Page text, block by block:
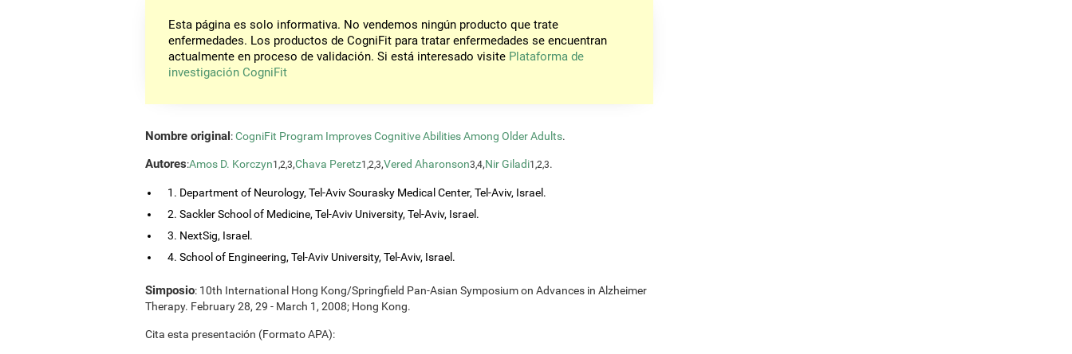
Esta página es solo informativa. No vendemos ningún producto que trate
enfermedades. Los productos de CogniFit para tratar enfermedades se encuentran
actualmente en proceso de validación. Si está interesado visite Plataforma de
investigación CogniFit
Nombre original:CogniFit Program Improves Cognitive Abilities Among Older Adults.
Autores:Amos D. Korczyn1,2,3,Chava Peretz1,2,3,Vered Aharonson3,4,Nir Giladi1,2,3.
1. Department of Neurology, Tel-Aviv Sourasky Medical Center, Tel-Aviv, Israel.
2. Sackler School of Medicine, Tel-Aviv University, Tel-Aviv, Israel.
3. NextSig, Israel.
4. School of Engineering, Tel-Aviv University, Tel-Aviv, Israel.
Simposio: 10th International Hong Kong/Springfield Pan-Asian Symposium on Advances in Alzheimer
Therapy. February 28, 29 - March 1, 2008; Hong Kong.
Cita esta presentación (Formato APA):